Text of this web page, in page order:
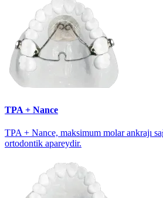
TPA + Nance
TPA + Nance, maksimum molar ankrajı
ortodontik apareydir.